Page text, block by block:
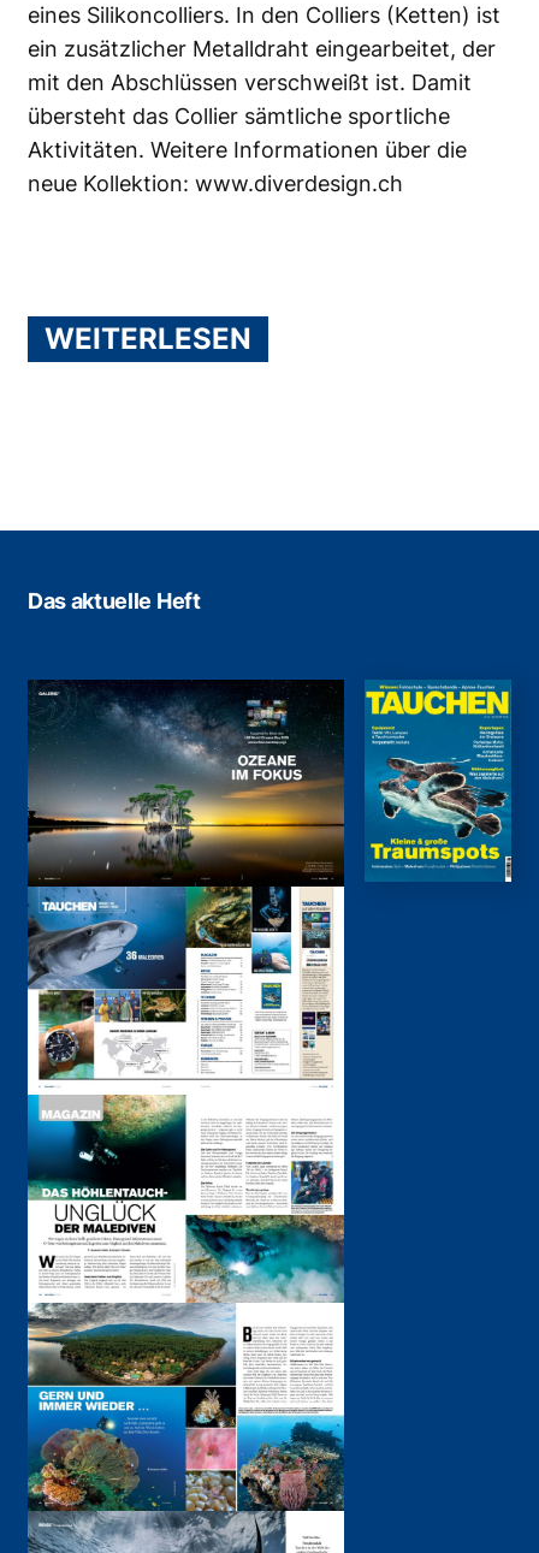
eines Silikoncolliers. In den Colliers (Ketten) ist
ein zusätzlicher Metalldraht eingearbeitet, der
mit den Abschlüssen verschweißt ist. Damit
übersteht das Collier sämtliche sportliche
Aktivitäten. Weitere Informationen über die
neue Kollektion: www.diverdesign.ch
WEITERLESEN
Das aktuelle Heft